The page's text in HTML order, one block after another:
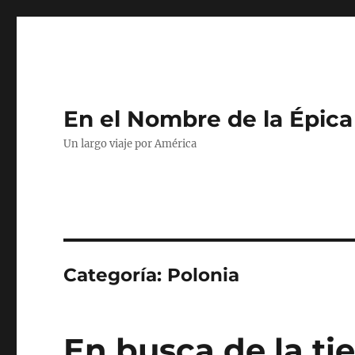
En el Nombre de la Épica
Un largo viaje por América
Categoría: Polonia